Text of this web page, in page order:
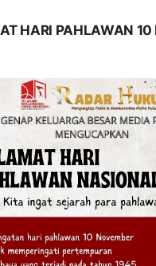
HARI PAHLAWAN 10